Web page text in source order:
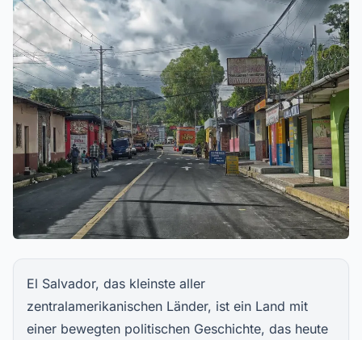
El Salvador, das kleinste aller
zentralamerikanischen Länder, ist ein Land mit
einer bewegten politischen Geschichte, das heute